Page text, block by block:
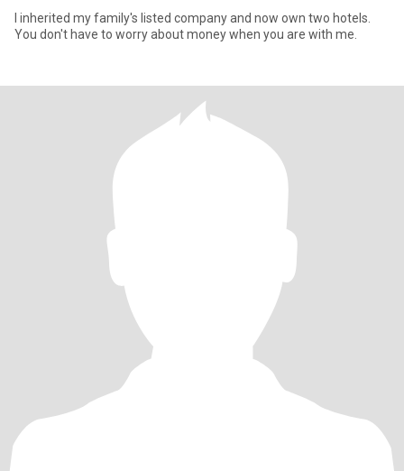
I inherited my family's listed company and now own two hotels.
You don't have to worry about money when you are with me.